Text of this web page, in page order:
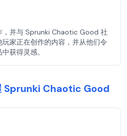
，并与 Sprunki Chaotic Good 社
家正在创作的内容，并从他们令
获得灵感。
Sprunki Chaotic Good